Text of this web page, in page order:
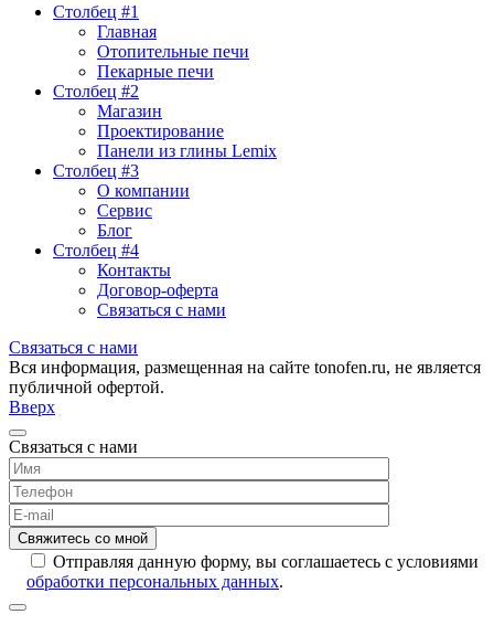
Столбец #1
Главная
Отопительные печи
Пекарные печи
Столбец #2
Магазин
Проектирование
Панели из глины Lemix
Столбец #3
О компании
Сервис
Блог
Столбец #4
Контакты
Договор-оферта
Связаться с нами
Связаться с нами
Вся информация, размещенная на сайте tonofen.ru, не является
публичной офертой.
Вверх
Связаться с нами
Отправляя данную форму, вы соглашаетесь с условиями
обработки персональных данных.